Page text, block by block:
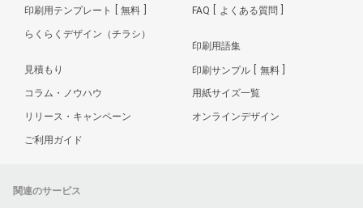
印刷用テンプレート 無料
らくらくデザイン（チラシ）
見積もり
コラム・ノウハウ
リリース・キャンペーン
ご利用ガイド
FAQ よくある質問
印刷用語集
印刷サンプル 無料
用紙サイズ一覧
オンラインデザイン
関連のサービス